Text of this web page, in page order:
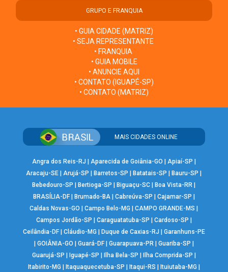
GRUPO E FRANQUIA
• GUIA CIDADE (MATRIZ)
• SEJA REPRESENTANTE
• FRANQUIA
• GUIA MOBILE
• ANUNCIE AQUI
• CONTATO (IGUAPÉ-SP)
• CONTATO (MATRIZ)
MAIS CIDADES ONLINE
Angra dos Reis-RJ Aparecida de Goiânia-GO Apiaí-SP
Aracaju-SE |Arujá-SP Barretos-SP Batatais-SP Bauru-SP
Bebedouro-SP
Bertioga-SP Biguaçu-SC Boa Vista-RR
BRASÍLIA-DF| Brumado-BA| Cabreúva-SP Cajamar-SP
Caldas Novas-GO
|Campo Belo-MG |CAMPO GRANDE-MS
Campos Jordão-SP
Caraguatatuba-SP Cardoso-SP
Ceilândia-DF| Cláudio-MG Duque de Caxias-RJ
Garanhuns-PE
GOIÂNIA-GO Guará-DF| Guarapuava-PR| Guariba-SP
Guarujá-SP
Iguapé-SP Ilha Bela-SP Ilha Comprida-SP
Itabirito-MG
Itaquaquecetuba-SP Itaqui-RS Ituiutaba-MG